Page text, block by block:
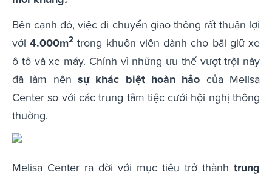
Bên cạnh đó, việc di chuyển giao thông rất thuận lợi
với4.000m2 trong khuôn viên dành cho bãi giữ xe
ô tô và xe máy. Chính vì những ưu thế vượt trội này
đã làm nên sự khác biệt hoàn hảo của Melisa
Center so với các trung tâm tiệc cưới hội nghị thông
thường.
Melisa Center ra đời với mục tiêu trở thành trung